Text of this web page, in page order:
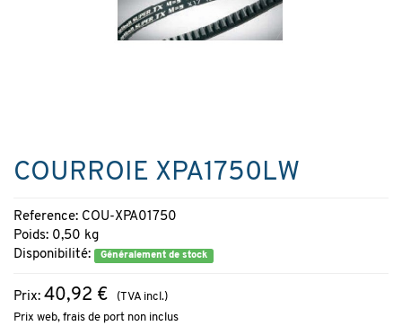
COURROIE XPA1750LW
Reference: COU-XPA01750
Poids: 0,50 kg
Disponibilité:
Généralement de stock
Prix: 40,92 €
(TVA incl.)
Prix web, frais de port non inclus